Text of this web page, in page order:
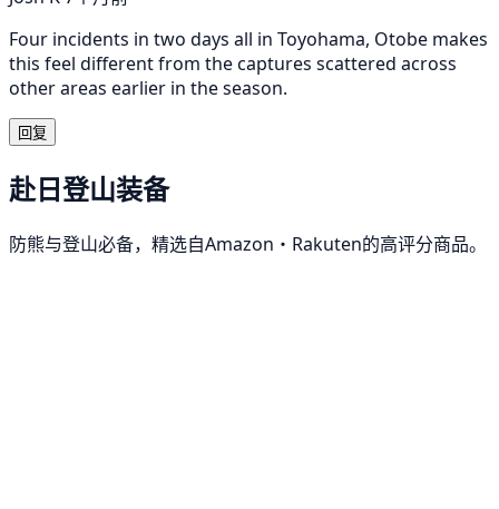
Four incidents in two days all in Toyohama, Otobe makes
this feel different from the captures scattered across
other areas earlier in the season.
回复
赴日登山装备
防熊与登山必备，精选自Amazon・Rakuten的高评分商品。